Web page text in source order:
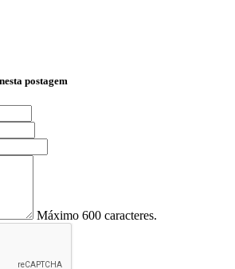
postagem
Máximo 600 caracteres.